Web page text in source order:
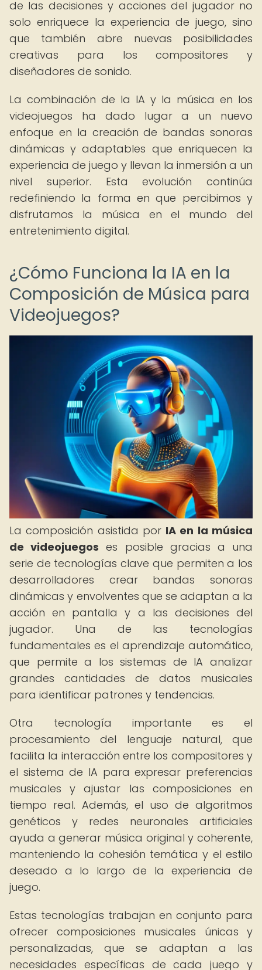
de las decisiones y acciones del jugador no
solo enriquece la experiencia de juego, sino
que también abre nuevas posibilidades
creativas para los compositores y
diseñadores de sonido.
La combinación de la IA y la música en los
videojuegos ha dado lugar a un nuevo
enfoque en la creación de bandas sonoras
dinámicas y adaptables que enriquecen la
experiencia de juego y llevan la inmersión a un
nivel superior. Esta evolución continúa
redefiniendo la forma en que percibimos y
disfrutamos la música en el mundo del
entretenimiento digital.
¿Cómo Funciona la IA en la
Composición de Música para
Videojuegos?
La composición asistida por IA en la música
de videojuegos es posible gracias a una
serie de tecnologías clave que permiten a los
desarrolladores crear bandas sonoras
dinámicas y envolventes que se adaptan a la
acción en pantalla y a las decisiones del
jugador. Una de las tecnologías
fundamentales es el aprendizaje automático,
que permite a los sistemas de IA analizar
grandes cantidades de datos musicales
para identificar patrones y tendencias.
Otra tecnología importante es el
procesamiento del lenguaje natural, que
facilita la interacción entre los compositores y
el sistema de IA para expresar preferencias
musicales y ajustar las composiciones en
tiempo real. Además, el uso de algoritmos
genéticos y redes neuronales artificiales
ayuda a generar música original y coherente,
manteniendo la cohesión temática y el estilo
deseado a lo largo de la experiencia de
juego.
Estas tecnologías trabajan en conjunto para
ofrecer composiciones musicales únicas y
personalizadas, que se adaptan a las
necesidades específicas de cada juego y